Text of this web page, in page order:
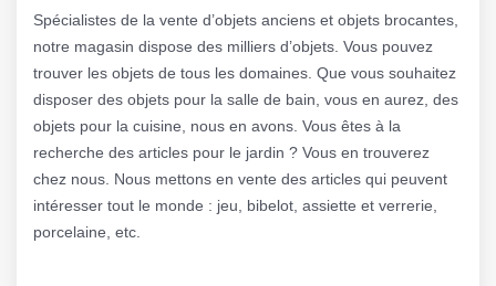
Spécialistes de la vente d’objets anciens et objets brocantes,
notre magasin dispose des milliers d’objets. Vous pouvez
trouver les objets de tous les domaines. Que vous souhaitez
disposer des objets pour la salle de bain, vous en aurez, des
objets pour la cuisine, nous en avons. Vous êtes à la
recherche des articles pour le jardin ? Vous en trouverez
chez nous. Nous mettons en vente des articles qui peuvent
intéresser tout le monde : jeu, bibelot, assiette et verrerie,
porcelaine, etc.